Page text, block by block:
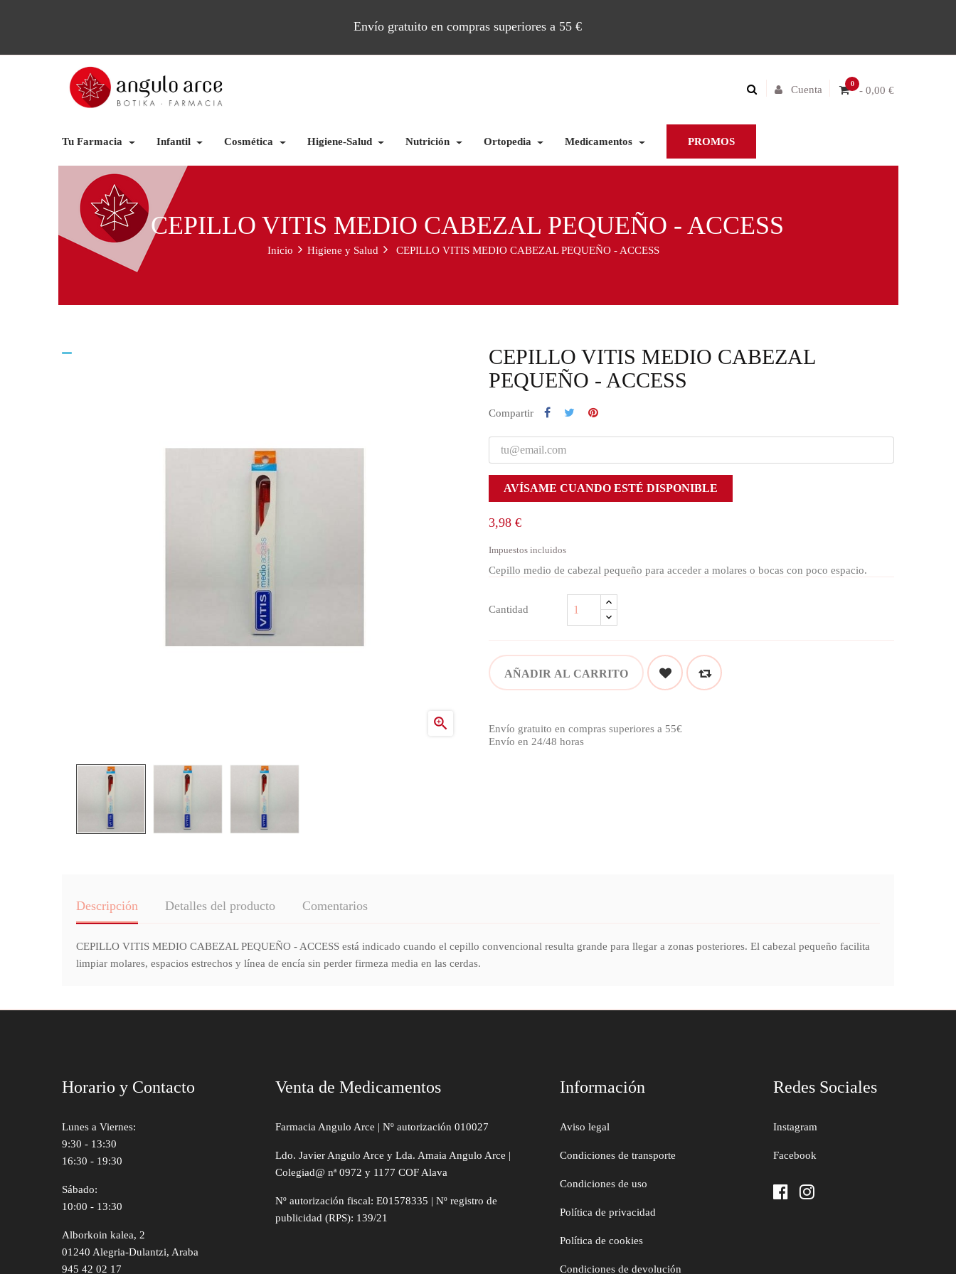
Envío gratuito en compras superiores a 55 €
0
- 0,00 €
Cuenta
Tu Farmacia Infantil Cosmética Higiene-Salud Nutrición Ortopedia Medicamentos PROMOS
CEPILLO VITIS MEDIO CABEZAL PEQUEÑO - ACCESS
Inicio Higiene y Salud CEPILLO VITIS MEDIO CABEZAL PEQUEÑO - ACCESS

CEPILLO VITIS MEDIO CABEZAL
PEQUEÑO - ACCESS
Compartir
AVÍSAME CUANDO ESTÉ DISPONIBLE
3,98 €
Impuestos incluidos
Cepillo medio de cabezal pequeño para acceder a molares o bocas con poco espacio.
Cantidad
AÑADIR AL CARRITO
Envío gratuito en compras superiores a 55€
Envío en 24/48 horas
Descripción Detalles del producto Comentarios
CEPILLO VITIS MEDIO CABEZAL PEQUEÑO - ACCESS está indicado cuando el cepillo convencional resulta grande para llegar a zonas posteriores. El cabezal pequeño facilita
limpiar molares, espacios estrechos y línea de encía sin perder firmeza media en las cerdas.
Horario y Contacto
Lunes a Viernes:
9:30 - 13:30
16:30 - 19:30
Sábado:
10:00 - 13:30
Alborkoin kalea, 2
01240 Alegria-Dulantzi, Araba
945 42 02 17
Venta de Medicamentos
Farmacia Angulo Arce | Nº autorización 010027
Ldo. Javier Angulo Arce y Lda. Amaia Angulo Arce |
Colegiad@ nª 0972 y 1177 COF Alava
Nº autorización fiscal: E01578335 | Nº registro de
publicidad (RPS): 139/21
Información
Aviso legal
Condiciones de transporte
Condiciones de uso
Política de privacidad
Política de cookies
Condiciones de devolución
Redes Sociales
Instagram
Facebook